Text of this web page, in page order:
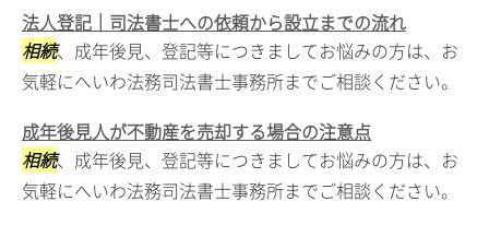
法人登記｜司法書士への依頼から設立までの流れ
相続、成年後見、登記等につきましてお悩みの方は、お
気軽にへいわ法務司法書士事務所までご相談ください。
成年後見人が不動産を売却する場合の注意点
相続、成年後見、登記等につきましてお悩みの方は、お
気軽にへいわ法務司法書士事務所までご相談ください。